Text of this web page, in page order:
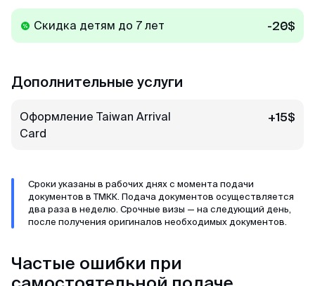
Скидка детям до 7 лет -20$
Дополнительные услуги
Оформление Taiwan Arrival
Card
+15$
Сроки указаны в рабочих днях с момента подачи
документов в ТМКК. Подача документов осуществляется
два раза в неделю. Срочные визы — на следующий день,
после получения оригиналов необходимых документов.
Частые ошибки при